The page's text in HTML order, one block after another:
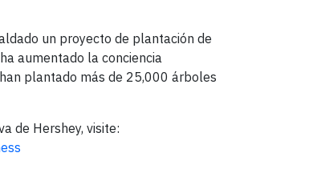
un proyecto de plantación de
aumentado la conciencia
plantado más de 25,000 árboles
de Hershey, visite: